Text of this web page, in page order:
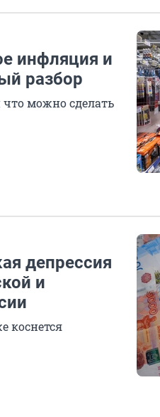
инфляция и
разбор
что можно сделать
депрессия
и
коснется